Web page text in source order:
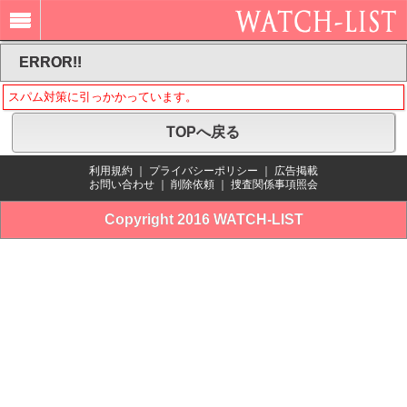
ERROR!!
スパム対策に引っかかっています。
TOPへ戻る
利用規約 プライバシーポリシー
広告掲載
お問い合わせ
削除依頼 捜査関係事項照会
Copyright 2016 WATCH-LIST